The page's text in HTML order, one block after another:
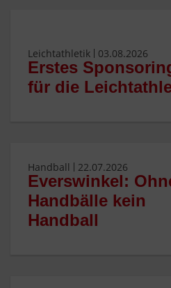
Leichtathletik 03.08.2026
Erstes
für die
Handball 22.07.2026
Everswinkel:
Handbälle kein
Handball